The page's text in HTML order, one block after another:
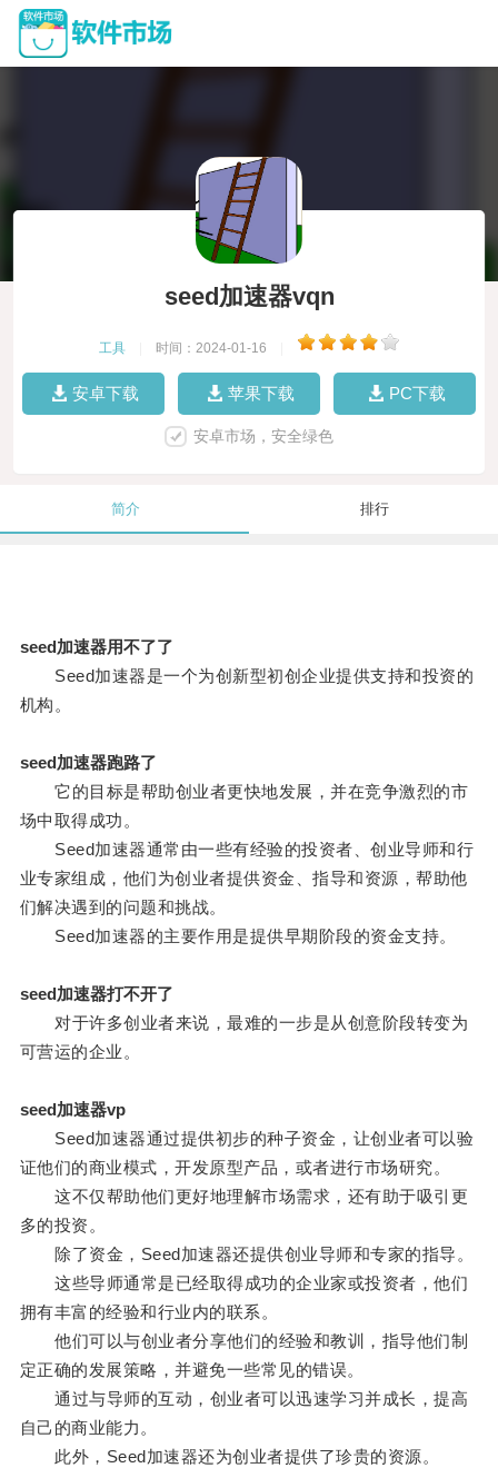
seed加速器vqn
工具 时间：2024-01-16
安卓下载 苹果下载 PC下载
安卓市场，安全绿色
简介 排行
seed加速器用不了了
Seed加速器是一个为创新型初创企业提供支持和投资的
机构。
seed加速器跑路了
它的目标是帮助创业者更快地发展，并在竞争激烈的市
场中取得成功。
Seed加速器通常由一些有经验的投资者、创业导师和行
业专家组成，他们为创业者提供资金、指导和资源，帮助他
们解决遇到的问题和挑战。
Seed加速器的主要作用是提供早期阶段的资金支持。
seed加速器打不开了
对于许多创业者来说，最难的一步是从创意阶段转变为
可营运的企业。
seed加速器vp
Seed加速器通过提供初步的种子资金，让创业者可以验
证他们的商业模式，开发原型产品，或者进行市场研究。
这不仅帮助他们更好地理解市场需求，还有助于吸引更
多的投资。
除了资金，Seed加速器还提供创业导师和专家的指导。
这些导师通常是已经取得成功的企业家或投资者，他们
拥有丰富的经验和行业内的联系。
他们可以与创业者分享他们的经验和教训，指导他们制
定正确的发展策略，并避免一些常见的错误。
通过与导师的互动，创业者可以迅速学习并成长，提高
自己的商业能力。
此外，Seed加速器还为创业者提供了珍贵的资源。